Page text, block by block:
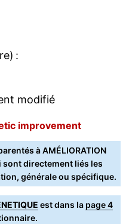
:
modifié
improvement
à AMÉLIORATION
sont directement liés les
générale ou spécifique.
est dans la page 4